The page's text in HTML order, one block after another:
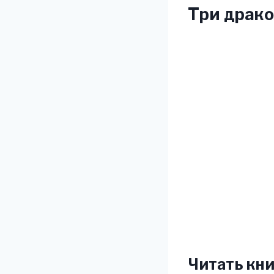
Три
Читать